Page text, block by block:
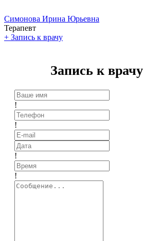
Симонова Ирина Юрьевна
Терапевт
+ Запись к врачу
Запись к врачу
!
!
!
!